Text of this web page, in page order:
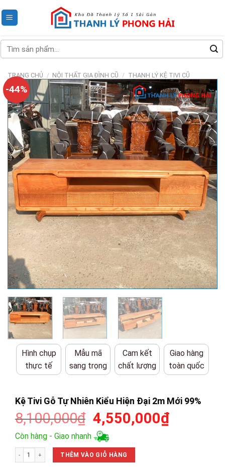
to
Tìm
kiếm:
TRANG CHỦ / NỘI THẤT GIA ĐÌNH CŨ / THANH LÝ KỆ TIVI CŨ
-44%
Hình chụp
thực tế
Mẫu mã
sang trọng
Cam kết
chất lượng
Giao hàng
toàn quốc
Kệ Tivi Gỗ Tự Nhiên Kiểu Hiện Đại 2m Mới 99%
8,100,000₫ Giá
gốc
là:
8,100,000₫.
4,550,000₫Giá
Còn hàng - Giao nhanh
Kệ Tivi Gỗ Tự Nhiên Kiểu Hiện Đại 2m Mới 99% số lượng
THÊM VÀO GIỎ HÀNG